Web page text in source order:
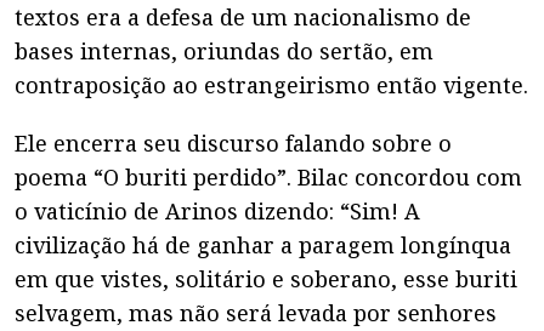
textos era a defesa de um nacionalismo de
bases internas, oriundas do sertão, em
contraposição ao estrangeirismo então vigente.
Ele encerra seu discurso falando sobre o
poema “O buriti perdido”. Bilac concordou com
o vaticínio de Arinos dizendo: “Sim! A
civilização há de ganhar a paragem longínqua
em que vistes, solitário e soberano, esse buriti
selvagem, mas não será levada por senhores